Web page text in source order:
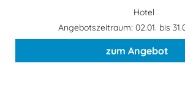
Hotel
Angebotszeitraum: 02.01. bis
zum Angebot